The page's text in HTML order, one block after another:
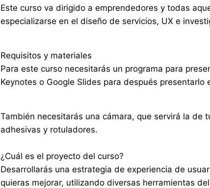
Este curso va dirigido a emprendedores y todas
especializarse en el diseño de servicios, UX e
Requisitos y materiales
Para este curso necesitarás un programa para
Keynotes o Google Slides para después presentarlo
También necesitarás una cámara, que servirá la de
adhesivas y rotuladores.
¿Cuál es el proyecto del curso?
Desarrollarás una estrategia de experiencia de
quieras mejorar, utilizando diversas herramientas